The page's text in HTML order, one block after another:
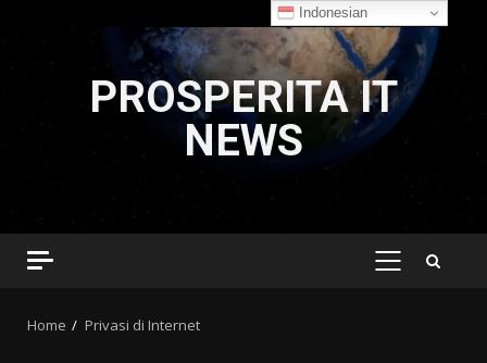
PROSPERITA IT
NEWS
PRIMARY
Home Privasi di Internet
Indonesian